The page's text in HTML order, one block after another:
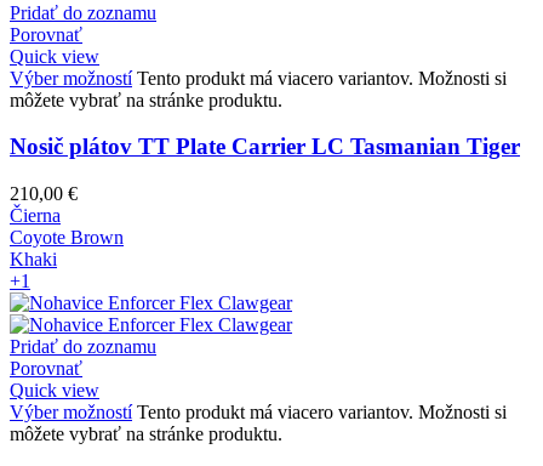
Pridať do zoznamu
Porovnať
Quick view
Výber možností Tento produkt má viacero variantov. Možnosti si
môžete vybrať na stránke produktu.
Nosič plátov TT Plate Carrier LC Tasmanian Tiger
210,00 €
Čierna
Coyote Brown
Khaki
+1
Pridať do zoznamu
Porovnať
Quick view
Výber možností Tento produkt má viacero variantov. Možnosti si
môžete vybrať na stránke produktu.